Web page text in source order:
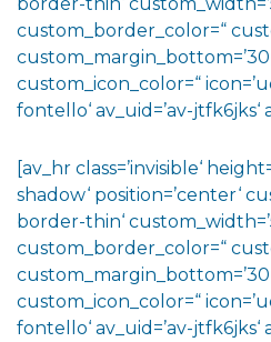
custom_border_color=“
custom_icon_color=“
fontello‘ av_uid=’av-jtfk6jks‘
[av_hr class=’invisible‘
shadow‘ position=’center‘
border-thin‘
custom_border_color=“
custom_icon_color=“
fontello‘ av_uid=’av-jtfk6jks‘